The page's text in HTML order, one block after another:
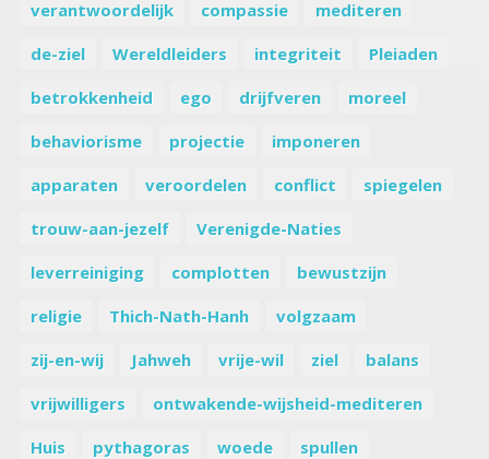
verantwoordelijk
compassie
mediteren
de-ziel
Wereldleiders integriteit
Pleiaden
betrokkenheid
ego drijfveren
moreel
behaviorisme
projectie
imponeren
apparaten
veroordelen conflict
spiegelen
trouw-aan-jezelf
Verenigde-Naties
leverreiniging
complotten
bewustzijn
religie
Thich-Nath-Hanh
volgzaam
zij-en-wij
Jahweh vrije-wil ziel
balans
vrijwilligers
ontwakende-wijsheid-mediteren
Huis
pythagoras woede
spullen